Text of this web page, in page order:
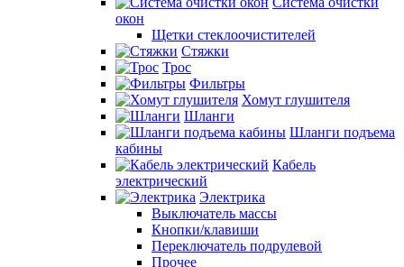
окон
Щетки стеклоочистителей
Стяжки
Трос
Фильтры
Хомут глушителя
Шланги
Шланги подъема
кабины
Кабель
электрический
Электрика
Выключатель массы
Кнопки/клавиши
Переключатель подрулевой
Прочее